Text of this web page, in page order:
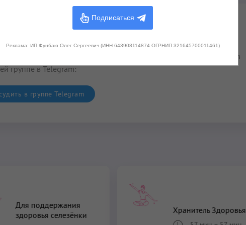
тела» или задать вопрос о ее выполнении вы можете в
группе в Telegram:
в группе Telegram
Для поддержания
здоровья селезёнки
Хранитель Здоровья
Подписаться
Реклама: ИП Фунбаю Олег Сергеевич (ИНН 643908114874 ОГРНИП 321645700011461)